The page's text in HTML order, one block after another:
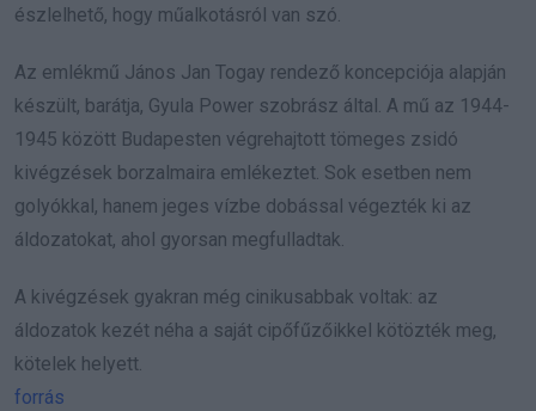
észlelhető, hogy műalkotásról van szó.
Az emlékmű János Jan Togay rendező koncepciója alapján
készült, barátja, Gyula Power szobrász által. A mű az 1944-
1945 között Budapesten végrehajtott tömeges zsidó
kivégzések borzalmaira emlékeztet. Sok esetben nem
golyókkal, hanem jeges vízbe dobással végezték ki az
áldozatokat, ahol gyorsan megfulladtak.
A kivégzések gyakran még cinikusabbak voltak: az
áldozatok kezét néha a saját cipőfűzőikkel kötözték meg,
kötelek helyett.
forrás